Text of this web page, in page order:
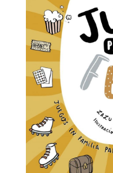
Oficina y
Papelería
Para Canarias,
Ceuta y Melilla
Bono
Cultural
Nuestros